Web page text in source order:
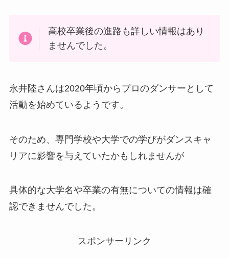
高校卒業後の進路も詳しい情報はあり
ませんでした。
永井陸さんは2020年頃からプロのダンサーとして
活動を始めているようです。
そのため、専門学校や大学での学びがダンスキャ
リアに影響を与えていたかもしれませんが
具体的な大学名や卒業の有無についての情報は確
認できませんでした。
スポンサーリンク